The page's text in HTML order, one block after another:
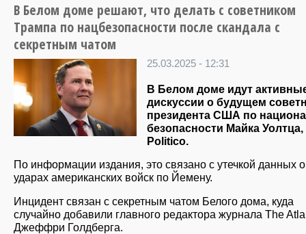
В Белом доме решают, что делать с советником
Трампа по нацбезопасности после скандала с
секретным чатом
25.03.2025 - 12:31
В Белом доме идут
дискуссии о будущем
президента США по
безопасности Майка
Politico.
По информации издания, это связано с утечкой данных
ударах американских войск по Йемену.
Инцидент связан с секретным чатом Белого дома, куда
случайно добавили главного редактора журнала The
Джеффри Голдберга.